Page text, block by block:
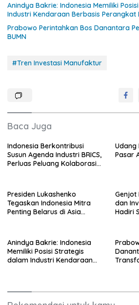
Anindya Bakrie: Indonesia Memiliki
Industri Kendaraan Berbasis Perangkat
Prabowo Perintahkan Bos Danantara
BUMN
#Tren Investasi Manufaktur
Baca Juga
Indonesia Berkontribusi
Susun Agenda Industri BRICS,
Perluas Peluang Kolaborasi
Udang
Pasar
Presiden Lukashenko
Tegaskan Indonesia Mitra
Penting Belarus di Asia
Genjot
dan
Hadiri
Anindya Bakrie: Indonesia
Memiliki Posisi Strategis
dalam Industri Kendaraan